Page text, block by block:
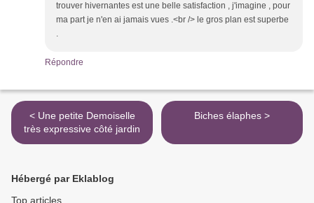
trouver hivernantes est une belle satisfaction , j'imagine , pour
ma part je n'en ai jamais vues .<br /> le gros plan est superbe
.
Répondre
< Une petite Demoiselle
très expressive côté jardin
Biches élaphes >
Hébergé par Eklablog
Top articles